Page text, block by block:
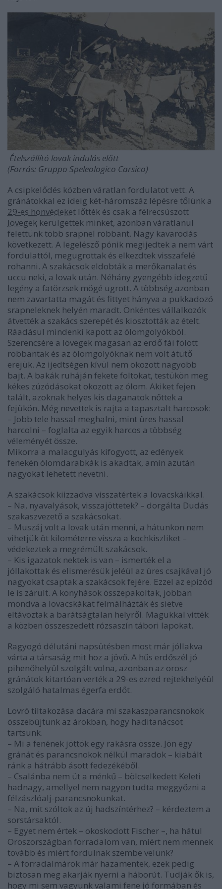
Ételszállító lovak indulás előtt
(Forrás: Gruppo Speleologico Carsico)
A csipkelődés közben váratlan fordulatot vett. A
gránátokkal ez ideig két-háromszáz lépésre tőlünk a
29-es honvédeket lőtték és csak a félrecsúszott
lövegek kerülgettek minket, azonban váratlanul
felettünk több srapnel robbant. Nagy kavarodás
következett. A legelésző pónik megijedtek a nem várt
fordulattól, megugrottak és elkezdtek visszafelé
rohanni. A szakácsok eldobták a merőkanalat és
uccu neki, a lovak után. Néhány gyengébb idegzetű
legény a fatörzsek mögé ugrott. A többség azonban
nem zavartatta magát és fittyet hányva a pukkadozó
srapneleknek helyén maradt. Önkéntes vállalkozók
átvették a szakács szerepét és kiosztották az ételt.
Ráadásul mindenki kapott az ólomgolyókból.
Szerencsére a lövegek magasan az erdő fái fölött
robbantak és az ólomgolyóknak nem volt átütő
erejük. Az ijedtségen kívül nem okozott nagyobb
bajt. A bakák ruháján fekete foltokat, testükön meg
kékes zúzódásokat okozott az ólom. Akiket fejen
talált, azoknak helyes kis daganatok nőttek a
fejükön. Még nevettek is rajta a tapasztalt harcosok:
– Jobb tele hassal meghalni, mint üres hassal
harcolni – foglalta az egyik harcos a többség
véleményét össze.
Mikorra a malacgulyás kifogyott, az edények
fenekén ólomdarabkák is akadtak, amin azután
nagyokat lehetett nevetni.
A szakácsok kiizzadva visszatértek a lovacskáikkal.
– Na, nyavalyások, visszajöttetek? – dorgálta Dudás
szakaszvezető a szakácsokat.
– Muszáj volt a lovak után menni, a hátunkon nem
vihetjük öt kilométerre vissza a kochkiszliket –
védekeztek a megrémült szakácsok.
– Kis igazatok nektek is van – ismerték el a
jóllakottak és elismerésük jeléül az üres csajkával jó
nagyokat csaptak a szakácsok fejére. Ezzel az epizód
le is zárult. A konyhások összepakoltak, jobban
mondva a lovacskákat felmálházták és sietve
eltávoztak a barátságtalan helyről. Magukkal vitték
a közben összeszedett rózsaszín tábori lapokat.
Ragyogó délutáni napsütésben most már jóllakva
várta a társaság mit hoz a jövő. A hűs erdőszél jó
pihenőhelyül szolgált volna, azonban az orosz
gránátok kitartóan verték a 29-es ezred rejtekhelyéül
szolgáló hatalmas égerfa erdőt.
Lovró tiltakozása dacára mi szakaszparancsnokok
összebújtunk az árokban, hogy haditanácsot
tartsunk.
– Mi a fenének jöttök egy rakásra össze. Jön egy
gránát és parancsnokok nélkül maradok – kiabált
ránk a hátrább ásott fedezékéből.
– Csalánba nem üt a ménkű – bölcselkedett Keleti
hadnagy, amellyel nem nagyon tudta meggyőzni a
félzászlóalj-parancsnokunkat.
– Na, mit szóltok az új hadszíntérhez? – kérdeztem a
sorstársaktól.
– Egyet nem értek – okoskodott Fischer –, ha hátul
Oroszországban forradalom van, miért nem mennek
tovább és miért fordulnak szembe velünk?
– A forradalmárok már hazamentek, ezek pedig
biztosan meg akarják nyerni a háborút. Tudják ők is,
hogy mi sem vagyunk valami fene jó formában és